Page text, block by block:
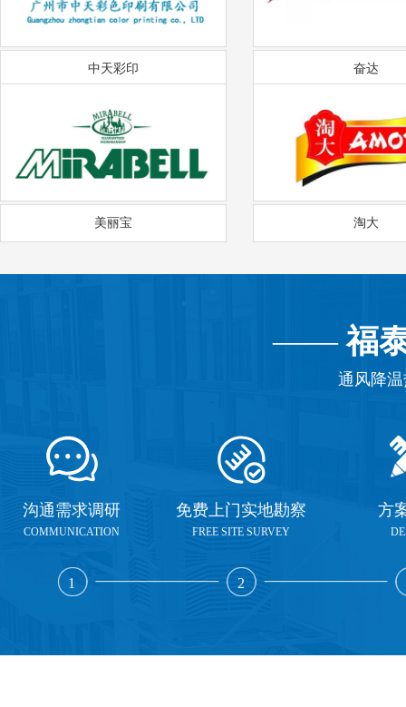
中天彩印 奋达
美丽宝 淘大
——福
通风降
沟通需求调研
COMMUNICATION
1
免费上门实地勘察
FREE SITE SURVEY
2
方